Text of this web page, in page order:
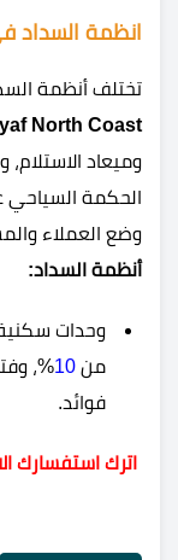
انظمة
تختلف أنظمة
North Coast
وميعاد
الحكمة
وضع العملاء
أنظمة السداد:
وحدات
من 10%،
فوائد.
اترك استفسارك